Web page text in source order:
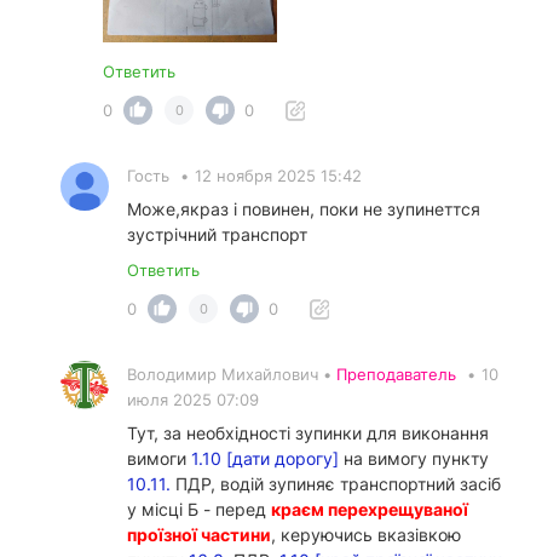
Ответить
0
0 0
Гость • 12 ноября 2025 15:42
Може,якраз і повинен, поки не зупинеттся
зустрічний транспорт
Ответить
0
0 0
Володимир Михайлович • Преподаватель • 10
июля 2025 07:09
Тут, за необхідності зупинки для виконання
вимоги 1.10 [дати дорогу] на вимогу пункту
10.11. ПДР, водій зупиняє транспортний засіб
у місці Б - перед краєм перехрещуваної
проїзної частини, керуючись вказівкою